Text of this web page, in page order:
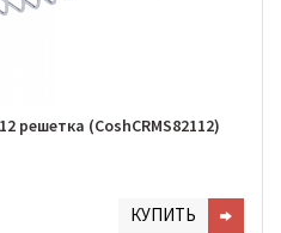
Полка для душа Cosh S-82-112 решетка (CoshCRMS82112)
КУПИТЬ